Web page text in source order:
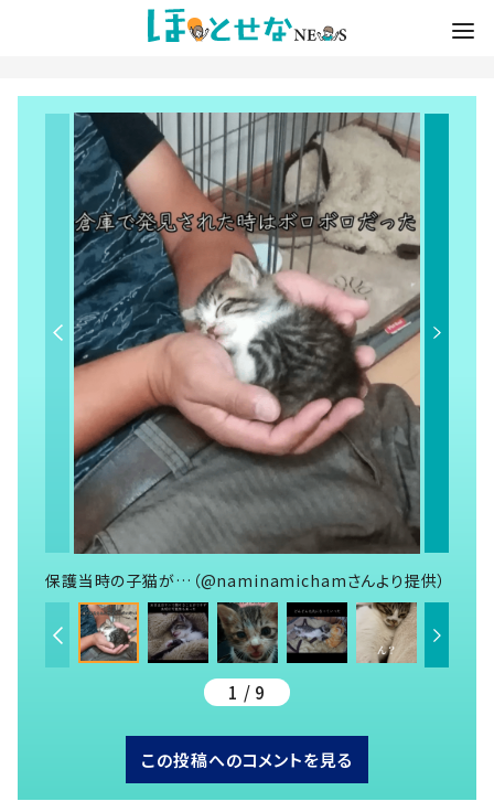
保護当時の子猫が…（@naminamichamさんより提供）
1 / 9
この投稿へのコメントを見る